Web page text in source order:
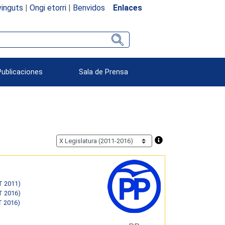
| Ongi etorri| Benvidos Enlaces
Sala de Prensa
2011)
2016)
2016)